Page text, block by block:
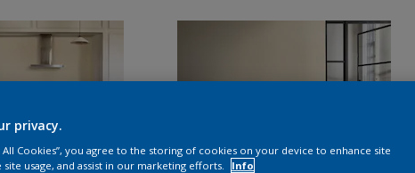
privacy.
All Cookies”, you agree to the storing of cookies on your device to enhance site
site usage, and assist in our marketing efforts.
Info